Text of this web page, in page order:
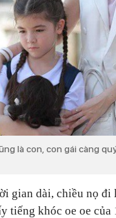
là con, con gái càng
gian dài, chiều nọ đi
tiếng khóc oe oe của